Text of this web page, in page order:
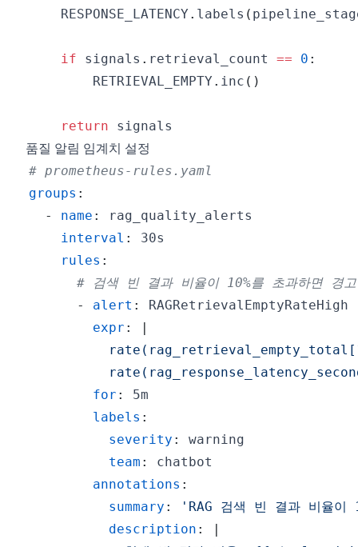
    RESPONSE_LATENCY
. labels (
if signals . retrieval_count == 0 :
        RETRIEVAL_EMPTY
. inc ( )
return
품질 알림 임계치 설정
# prometheus-rules.yaml
groups :
-
name :
interval :
rules :
# 검색 빈 결과 비율이 10%를 초과하면 경고
-
alert :
expr : |
for :
labels :
severity :
team :
annotations :
summary :
'RAG 검색 빈 결과 비율이
description : |